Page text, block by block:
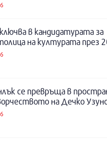
в кандидатурата за
на културата през
се превръща в
на Дечко